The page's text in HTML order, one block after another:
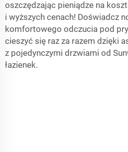
oszczędzając pieniądze na
i wyższych cenach! Doświadcz
komfortowego odczucia pod
cieszyć się raz za razem dzięki
z pojedynczymi drzwiami od
łazienek.